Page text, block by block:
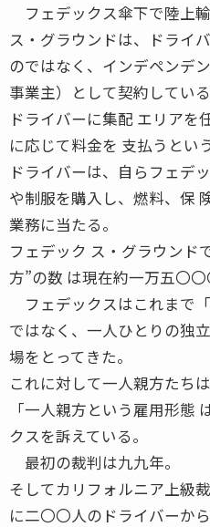
フェデックス傘下で陸上
ス・グラウンドは、ドライ
のではなく、インデペンデ
事業主）として契約している
ドライバーに集配 エリアを
に応じて料金を 支払うとい
ドライバーは、自らフェデ
や制服を購入し、燃料、保
業務に当たる。
フェデック ス・グラウンド
方”の数 は現在約一万五〇〇
フェデックスはこれまで
ではなく、一人ひとりの独
場をとってきた。
これに対して一人親方たち
「一人親方という雇用形態
クスを訴えている。
最初の裁判は九九年。
そしてカリフォルニア上級
に二〇〇人のドライバーか